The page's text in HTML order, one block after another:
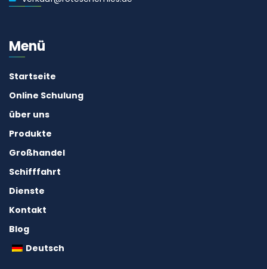
Menü
Startseite
Online Schulung
über uns
Produkte
Großhandel
Schifffahrt
Dienste
Kontakt
Blog
Deutsch